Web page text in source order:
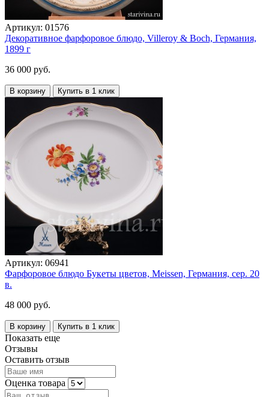
Артикул: 01576
Декоративное фарфоровое блюдо, Villeroy & Boch, Германия,
1899 г
36 000 руб.
В корзину Купить в 1 клик
Артикул: 06941
Фарфоровое блюдо Букеты цветов, Meissen, Германия, сер. 20
в.
48 000 руб.
В корзину Купить в 1 клик
Показать еще
Отзывы
Оставить отзыв
Оценка товара